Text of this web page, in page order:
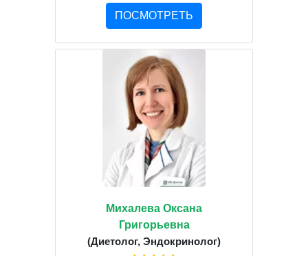
ПОСМОТРЕТЬ
Михалева Оксана
Григорьевна
(Диетолог, Эндокринолог)